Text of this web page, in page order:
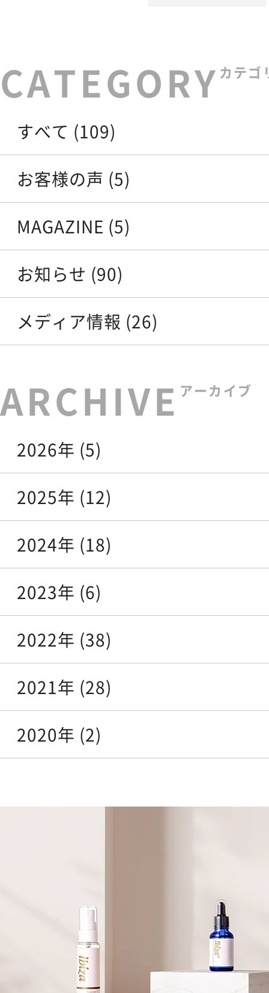
カテゴ
すべて (109)
お客様の声 (5)
MAGAZINE (5)
お知らせ (90)
メディア情報 (26)
アーカイブ
2026年 (5)
2025年 (12)
2024年 (18)
2023年 (6)
2022年 (38)
2021年 (28)
2020年 (2)